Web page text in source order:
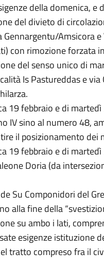
della domenica, e
del divieto di
Amsicora
con rimozione forzata
del senso unico di
Is Pastureddas e via
19 febbraio e di
IV sino al numero 48,
il posizionamento dei
19 febbraio e di
Doria (da
Su Componidori del
alla fine della
su ambo i lati,
esigenze istituzione
tratto compreso fra il